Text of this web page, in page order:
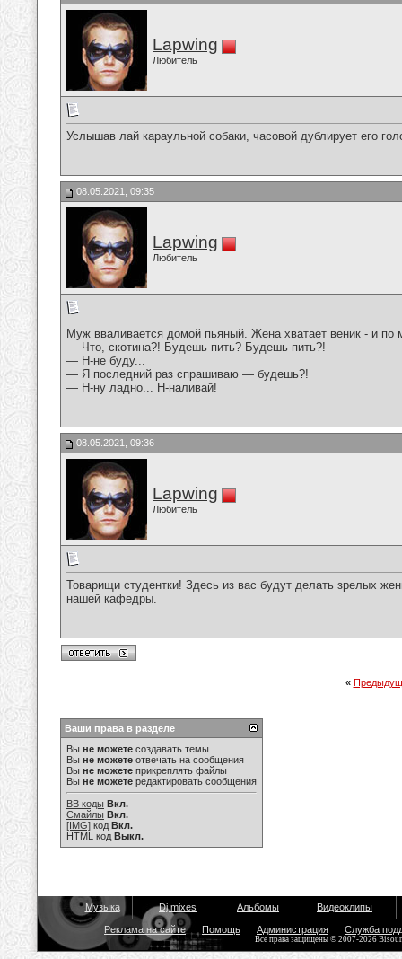
Lapwing
Любитель
Услышав лай караульной собаки, часовой дублирует его
08.05.2021, 09:35
Lapwing
Любитель
Муж вваливается домой пьяный. Жена хватает веник - и по
— Что, скотина?! Будешь пить? Будешь пить?!
— Н-не буду...
— Я последний раз спрашиваю — будешь?!
— Н-ну ладно... Н-наливай!
08.05.2021, 09:36
Lapwing
Любитель
Товарищи студентки! Здесь из вас будут делать зрелых
нашей кафедры.
«
Ваши права в разделе
Вы не можете создавать темы
Вы не можете отвечать на сообщения
Вы не можете прикреплять файлы
Вы не можете редактировать сообщения
BB коды Вкл.
Смайлы Вкл.
[IMG] код Вкл.
HTML код Выкл.
Музыка Dj mixes Альбомы Видеоклипы
Реклама на сайте Помощь Администрация Служба
Все права защищены © 2007-2026